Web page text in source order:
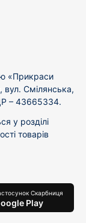
«Прикраси
вул. Смілянська,
– 43665334.
у розділі
товарів
Скарбниця
Play